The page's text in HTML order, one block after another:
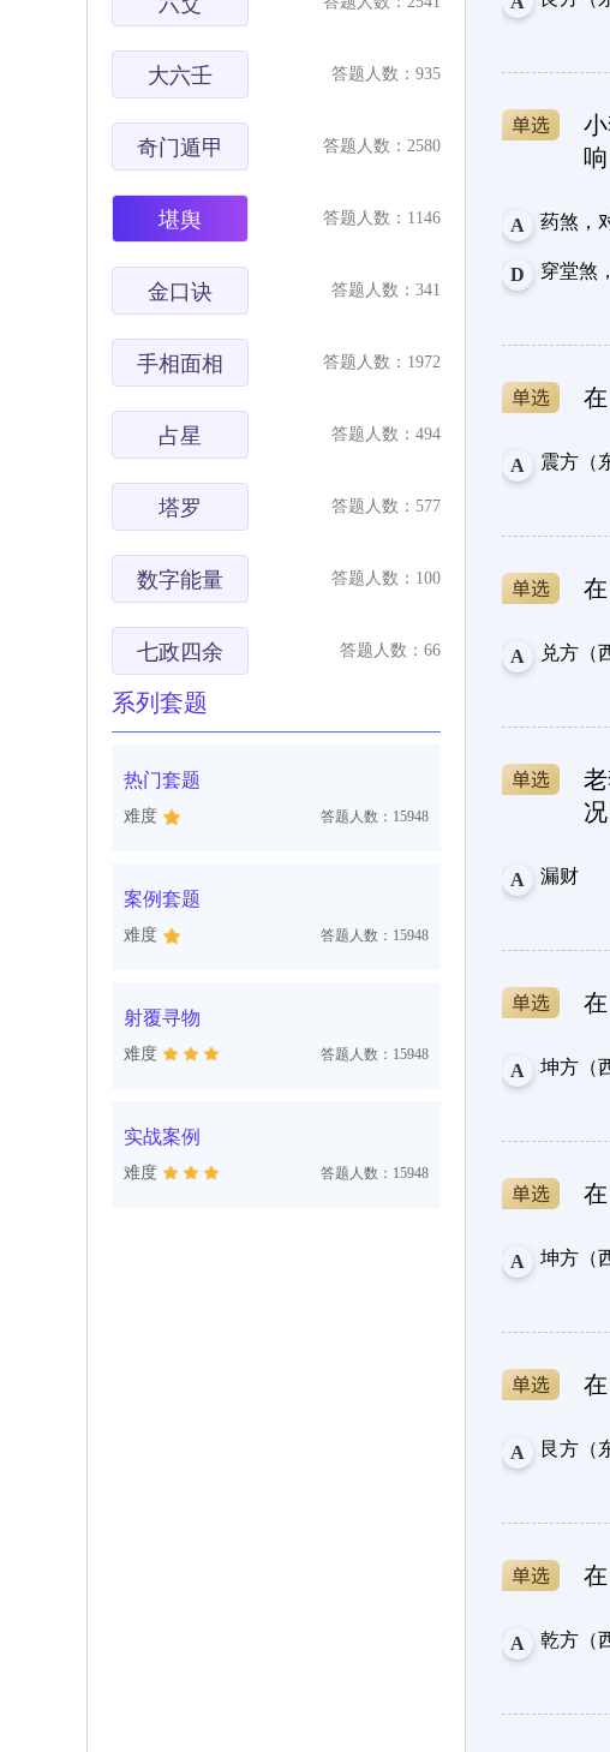
大六壬 答题人数：935
奇门遁甲 答题人数：2580
堪舆 答题人数：1146
金口诀 答题人数：341
手相面相 答题人数：1972
占星 答题人数：494
塔罗 答题人数：577
数字能量 答题人数：100
七政四余 答题人数：66
系列套题
热门套题
难度 答题人数：15948
案例套题
难度 答题人数：15948
射覆寻物
难度 答题人数：15948
实战案例
难度 答题人数：15948
响
A 药煞，
D 穿堂煞
A 震方（
A 兑方（
况
A 漏财
A 坤方（
A 坤方（
A 艮方（
A 乾方（